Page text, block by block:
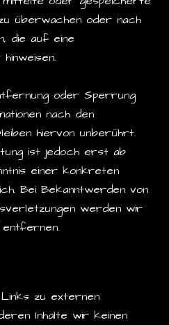
überwachen oder nach
die auf eine
oder Sperrung
nach den
hiervon unberührt.
ist jedoch erst ab
einer konkreten
Bei Bekanntwerden von
werden wir
entfernen.
zu externen
Inhalte wir keinen